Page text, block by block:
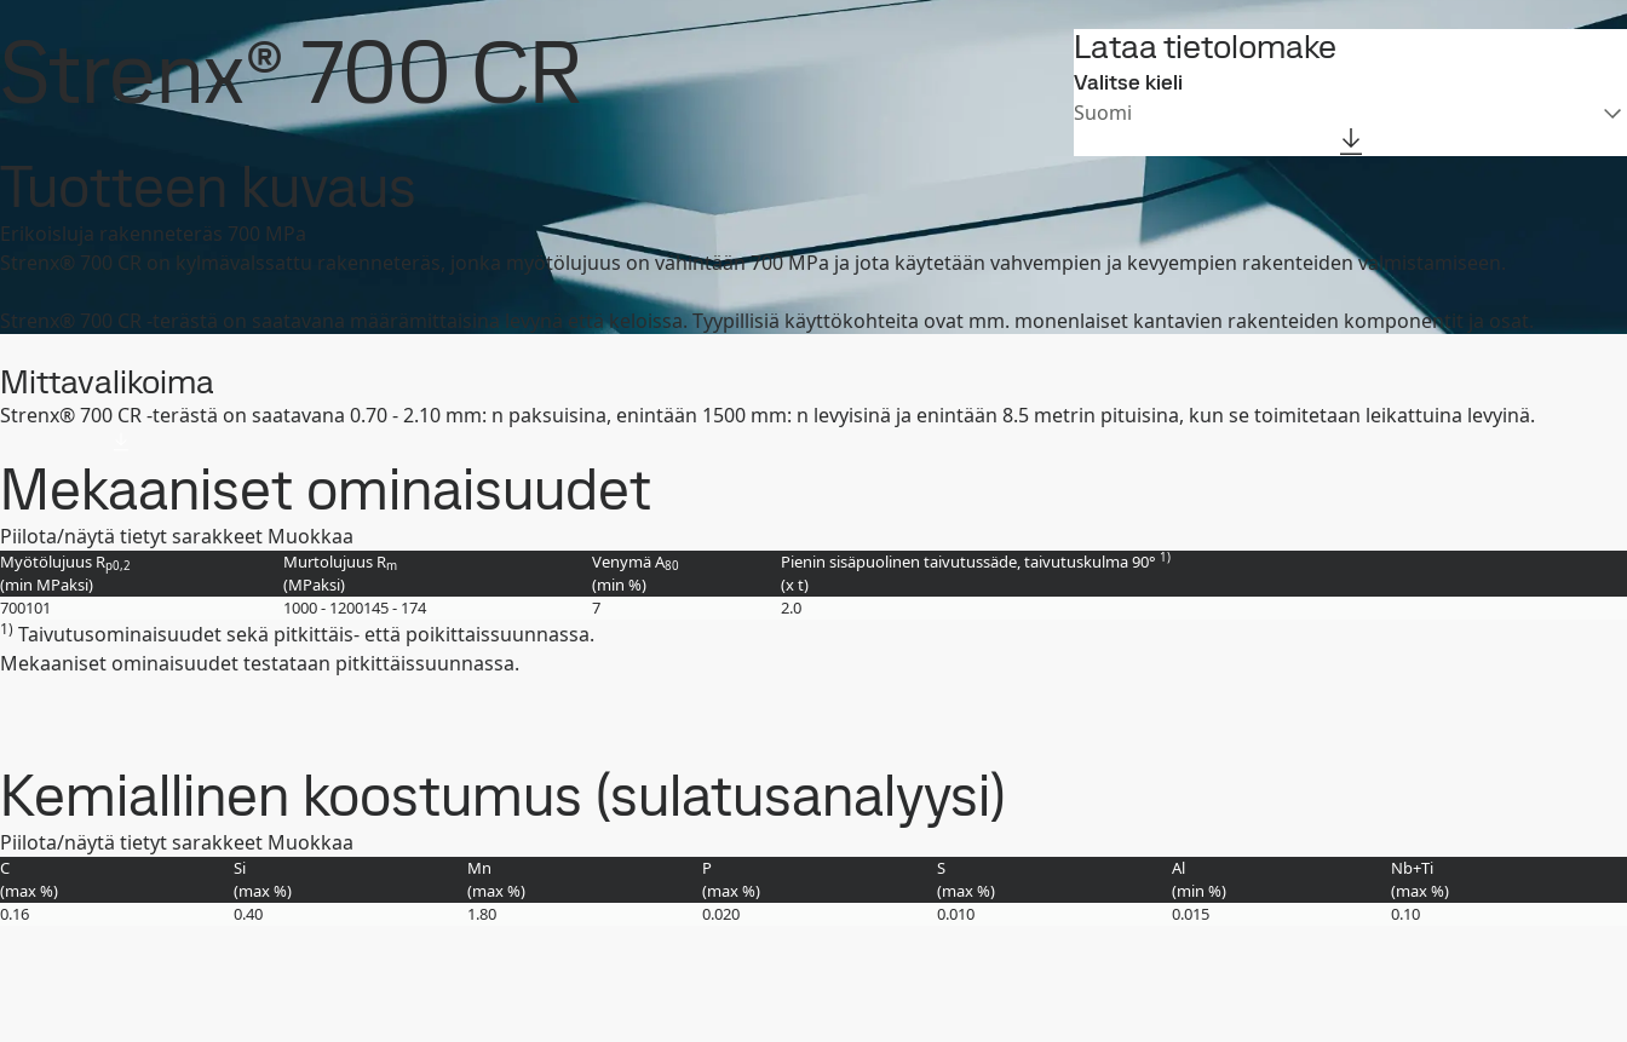
Työpaikat Uutishuone
Brändit ja tuotteet Fossiilivapaa teräs Tekninen tuki Yhteystiedot MySSAB
Tuotevalikoima ja tietolomakkeet Strenx 700 -tuoteryhmä
Strenx® 700 CR Lataa tietolomake
Valitse kieli
Suomi
Tuotteen kuvaus
Erikoisluja rakenneteräs 700 MPa
Strenx® 700 CR on kylmävalssattu rakenneteräs, jonka myötölujuus on vähintään 700 MPa ja jota käytetään vahvempien ja kevyempien rakenteiden valmistamiseen.
Strenx® 700 CR -terästä on saatavana määrämittaisina levynä että keloissa. Tyypillisiä käyttökohteita ovat mm. monenlaiset kantavien rakenteiden komponentit ja osat.
Mittavalikoima
Strenx® 700 CR -terästä on saatavana 0.70 - 2.10 mm: n paksuisina, enintään 1500 mm: n levyisinä ja enintään 8.5 metrin pituisina, kun se toimitetaan leikattuina levyinä.
Mekaaniset ominaisuudet
Piilota/näytä tietyt sarakkeet Muokkaa
Myötölujuus Rp0,2
(min MPaksi)
Murtolujuus Rm
(MPaksi)
Venymä A80
(min %)
Pienin sisäpuolinen taivutussäde, taivutuskulma 90° 1)
(x t)
700101 1000 - 1200145 - 174 7 2.0
1) Taivutusominaisuudet sekä pitkittäis- että poikittaissuunnassa.
Mekaaniset ominaisuudet testataan pitkittäissuunnassa.
Kemiallinen koostumus (sulatusanalyysi)
Piilota/näytä tietyt sarakkeet Muokkaa
C
(max%)
Si
(max%)
Mn
(max%)
P
(max%)
S
(max%)
Al
(min %)
Nb+Ti
(max%)
0.16
0.40 1.80 0.020 0.010 0.015 0.10